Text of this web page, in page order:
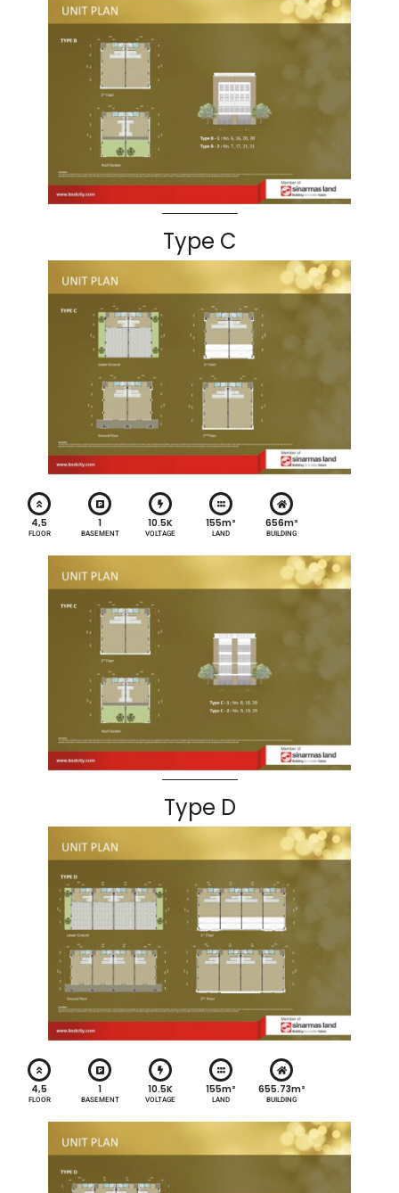
Type C
4,5
FLOOR
1
BASEMENT
10.5K
VOLTAGE
155m²
LAND
656m²
BUILDING
Type D
4,5
FLOOR
1
BASEMENT
10.5K
VOLTAGE
155m²
LAND
655.73m²
BUILDING